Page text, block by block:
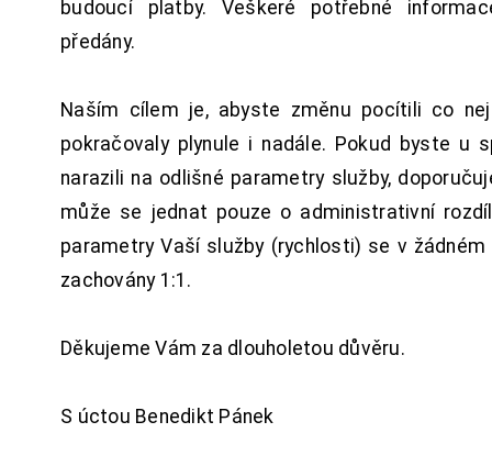
budoucí platby. Veškeré potřebné
předány.
Naším cílem je, abyste změnu pocítili co
pokračovaly plynule i nadále. Pokud byste u
narazili na odlišné parametry služby,
může se jednat pouze o administrativní
parametry Vaší služby (rychlosti) se v
zachovány 1:1.
Děkujeme Vám za dlouholetou důvěru.
S úctou Benedikt Pánek